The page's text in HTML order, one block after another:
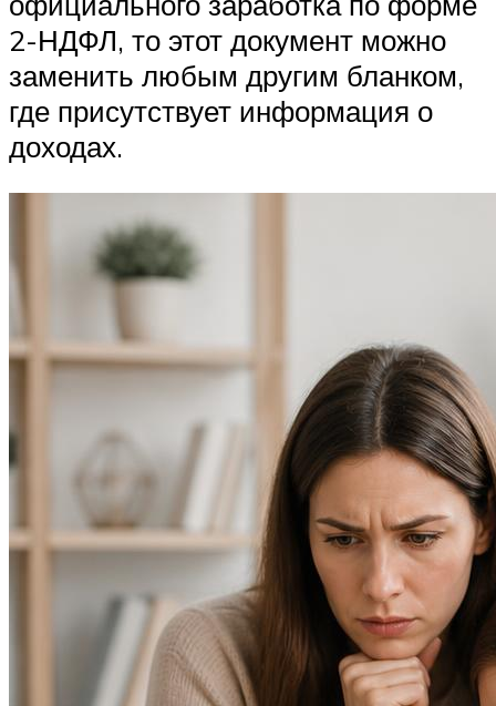
2-НДФЛ, то этот документ можно
заменить любым другим бланком,
где присутствует информация о
доходах.